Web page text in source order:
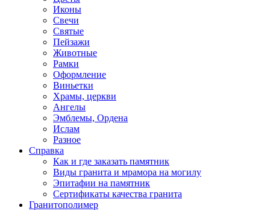
Иконы
Свечи
Святые
Пейзажи
Животные
Рамки
Оформление
Виньетки
Храмы, церкви
Ангелы
Эмблемы, Ордена
Ислам
Разное
Справка
Как и где заказать памятник
Виды гранита и мрамора на могилу
Эпитафии на памятник
Сертификаты качества гранита
Гранитополимер